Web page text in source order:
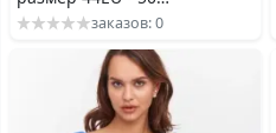
российскийзаказов: 0